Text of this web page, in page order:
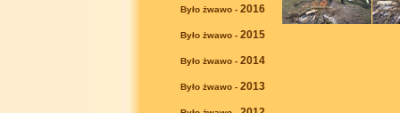
Było żwawo - 2016
Było żwawo - 2015
Było żwawo - 2014
Było żwawo - 2013